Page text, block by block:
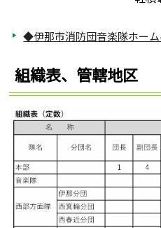
◆伊那市消防団音楽隊ホー
組織表、管轄地区